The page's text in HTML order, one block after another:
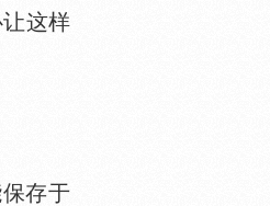
这样
存于